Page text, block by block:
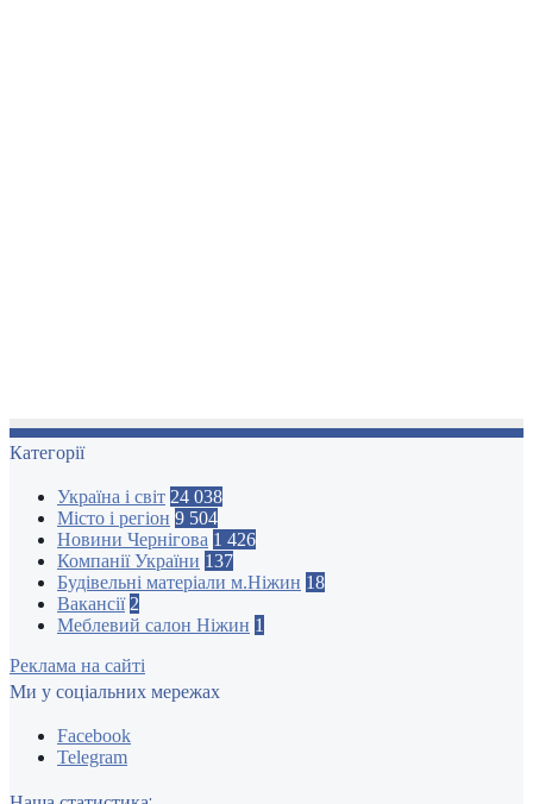
Категорії
Україна і світ 24 038
Місто і регіон 9 504
Новини Чернігова 1 426
Компанії України 137
Будівельні матеріали м.Ніжин 18
Вакансії 2
Меблевий салон Ніжин 1
Реклама на сайті
Ми у соціальних мережах
Facebook
Telegram